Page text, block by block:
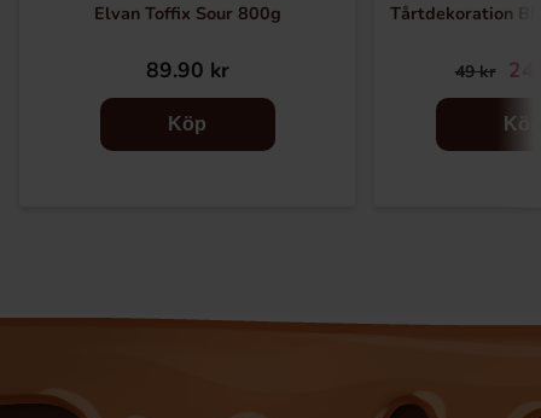
Elvan Toffix Sour 800g
89.90 kr
Köp
Tårtdekoration
49 kr
Köp